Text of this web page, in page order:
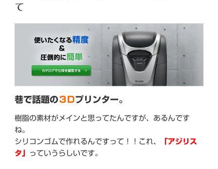
て
巷で話題の３Dプリンター。
樹脂の素材がメインと思ってたんですが、あるんです
ね。
シリコンゴムで作れるんですって！！これ、
「アジリス
タ」
っていうらしいです。